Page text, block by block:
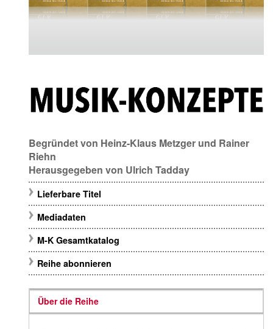
Begründet von Heinz-Klaus Metzger und Rainer
Riehn
Herausgegeben von Ulrich Tadday
Lieferbare Titel
Mediadaten
M-K Gesamtkatalog
Reihe abonnieren
Über die Reihe